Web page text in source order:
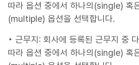
따라 옵션 중에서 하나의(single) 혹
(multiple) 옵션을 선택합니다.
• 근무지: 회사에 등록된 근무지 중
따라 옵션 중에서 하나의(single) 혹